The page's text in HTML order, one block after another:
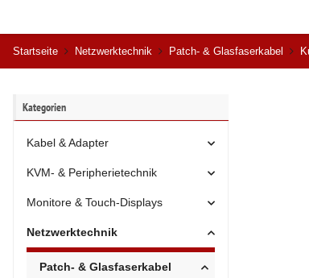
Startseite Netzwerktechnik Patch- & Glasfaserkabel
Kategorien
Kabel & Adapter
KVM- & Peripherietechnik
Monitore & Touch-Displays
Netzwerktechnik
Patch- & Glasfaserkabel